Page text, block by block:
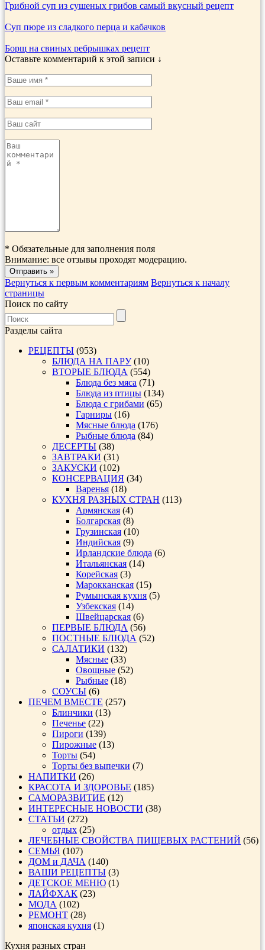
Грибной суп из сушеных грибов самый вкусный рецепт
Суп пюре из сладкого перца и кабачков
Борщ на свиных ребрышках рецепт
Оставьте комментарий к этой записи ↓
* Обязательные для заполнения поля
Внимание: все отзывы проходят модерацию.
Вернуться к первым комментариям Вернуться к началу
страницы
Поиск по сайту
Разделы сайта
РЕЦЕПТЫ (953)
БЛЮДА НА ПАРУ(10)
ВТОРЫЕ БЛЮДА (554)
Блюда без мяса (71)
Блюда из птицы (134)
Блюда с грибами (65)
Гарниры (16)
Мясные блюда (176)
Рыбные блюда (84)
ДЕСЕРТЫ (38)
ЗАВТРАКИ (31)
ЗАКУСКИ (102)
КОНСЕРВАЦИЯ (34)
Варенья (18)
КУХНЯ РАЗНЫХ СТРАН (113)
Армянская (4)
Болгарская (8)
Грузинская (10)
Индийская (9)
Ирландские блюда (6)
Итальянская (14)
Корейская (3)
Марокканская (15)
Румынская кухня (5)
Узбекская (14)
Швейцарская (6)
ПЕРВЫЕ БЛЮДА (56)
ПОСТНЫЕ БЛЮДА (52)
САЛАТИКИ (132)
Мясные (33)
Овощные (52)
Рыбные (18)
СОУСЫ (6)
ПЕЧЕМ ВМЕСТЕ (257)
Блинчики (13)
Печенье (22)
Пироги (139)
Пирожные (13)
Торты (54)
Торты без выпечки (7)
НАПИТКИ (26)
КРАСОТА И ЗДОРОВЬЕ (185)
САМОРАЗВИТИЕ (12)
ИНТЕРЕСНЫЕ НОВОСТИ (38)
СТАТЬИ (272)
отдых (25)
ЛЕЧЕБНЫЕ СВОЙСТВА ПИЩЕВЫХ РАСТЕНИЙ (56)
СЕМЬЯ (107)
ДОМ и ДАЧА (140)
ВАШИ РЕЦЕПТЫ (3)
ДЕТСКОЕ МЕНЮ (1)
ЛАЙФХАК (23)
МОДА (102)
РЕМОНТ (28)
японская кухня (1)
Кухня разных стран